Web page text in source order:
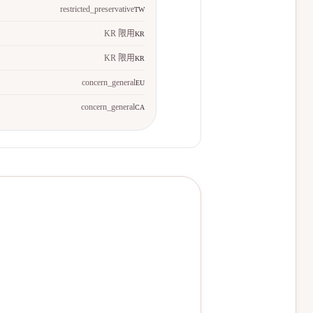
restricted_preservativeTW
KR 限用KR
KR 限用KR
concern_generalEU
concern_generalCA